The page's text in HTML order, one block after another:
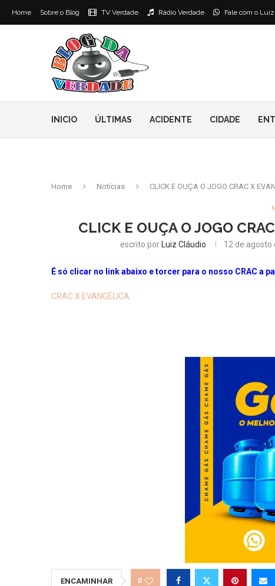
Home Sobre o Blog TV Verdade Rádio Verdade Fale com o
INICIO ÚLTIMAS ACIDENTE CIDADE
Home Notícias CLICK E OUÇA O JOGO CRAC X
CLICK E OUÇA O JOGO
escrito por Luiz Cláudio 12 de agosto
É só clicar no link abaixo e torcer para o nosso CRAC a
CRAC X EVANGÉLICA
ENCAMINHAR 0